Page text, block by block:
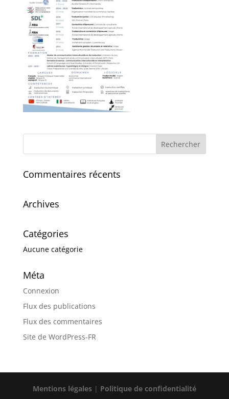
Commentaires récents
Archives
Catégories
Aucune catégorie
Méta
Connexion
Flux des publications
Flux des commentaires
Site de WordPress-FR
Mentions légales| Politique de confidentialité